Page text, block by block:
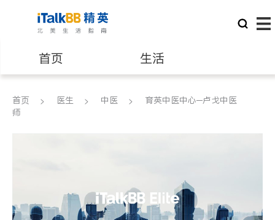
首页 生活
医生 律师
养老 非盈利组织
首页 医生 中医
育英中医中心─卢戈中医
师